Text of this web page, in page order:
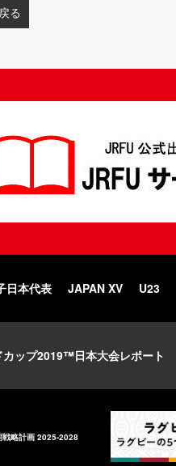
る
日本代表 JAPAN XV U23
カップ2019™日本大会レポート
戦略計画 2025-2028